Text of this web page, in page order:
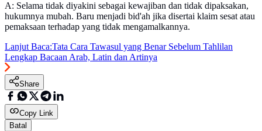
A: Selama tidak diyakini sebagai kewajiban dan tidak dipaksakan,
hukumnya mubah. Baru menjadi bid'ah jika disertai klaim sesat atau
pemaksaan terhadap yang tidak mengamalkannya.
Lanjut Baca:Tata Cara Tawasul yang Benar Sebelum Tahlilan
Lengkap Bacaan Arab, Latin dan Artinya
Share
Copy Link
Batal